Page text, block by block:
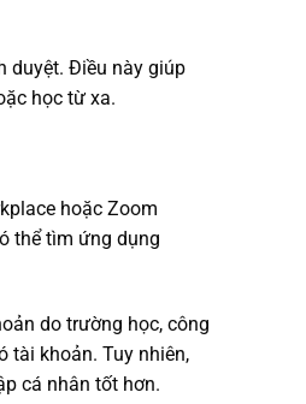
duyệt. Điều này giúp
học từ xa.
hoặc Zoom
thể tìm ứng dụng
do trường học, công
tài khoản. Tuy nhiên,
cá nhân tốt hơn.